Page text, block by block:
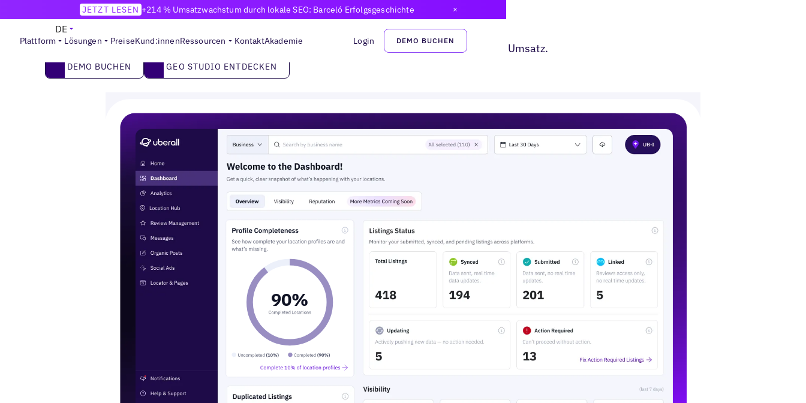
JETZT LESEN +214 % Umsatzwachstum durch lokale SEO: Barceló Erfolgsgeschichte Ankündigungsbanner schließen
Plattform Lösungen PreiseKund:innenRessourcen KontaktAkademie Login DEMO BUCHEN
DE
DIE PLATTFORM FÜR STANDORT MARKETING
Werde zur Marke, die Kund:innen überall zuerst
wählen
Mach deine Standorte zur Top-Wahl in KI und lokaler Suche. Gewinne Besuche, Vertrauen und Umsatz.
Demo buchen
DEMO BUCHEN GEO STUDIO ENTDECKEN
GEO STUDIO ENTDECKEN
2
90%